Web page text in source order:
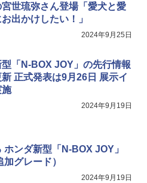
宮世琉弥さん登場「愛犬と愛
出かけしたい！」
2024年9月25日
「N-BOX JOY」の先行情報
正式発表は9月26日 展示イ
施
2024年9月19日
ホンダ新型「N-BOX JOY」
加グレード）
2024年9月19日